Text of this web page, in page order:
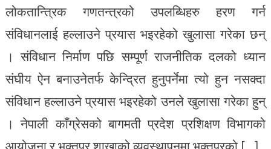
लोकतान्त्रिक गणतन्त्रको उपलब्धिहरु हरण गर्न
संविधानलाई हल्लाउने प्रयास भइरहेको खुलासा गरेका छन्
। संविधान निर्माण पछि सम्पूर्ण राजनीतिक दलको ध्यान
संघीय ऐन बनाउनेतर्फ केन्द्रित हुनुपर्नेमा त्यो हुन नसक्दा
संविधान हल्लाउने प्रयास भइरहेको उनले खुलासा गरेका हुन्
। नेपाली काँग्रेसको बागमती प्रदेश प्रशिक्षण विभागको